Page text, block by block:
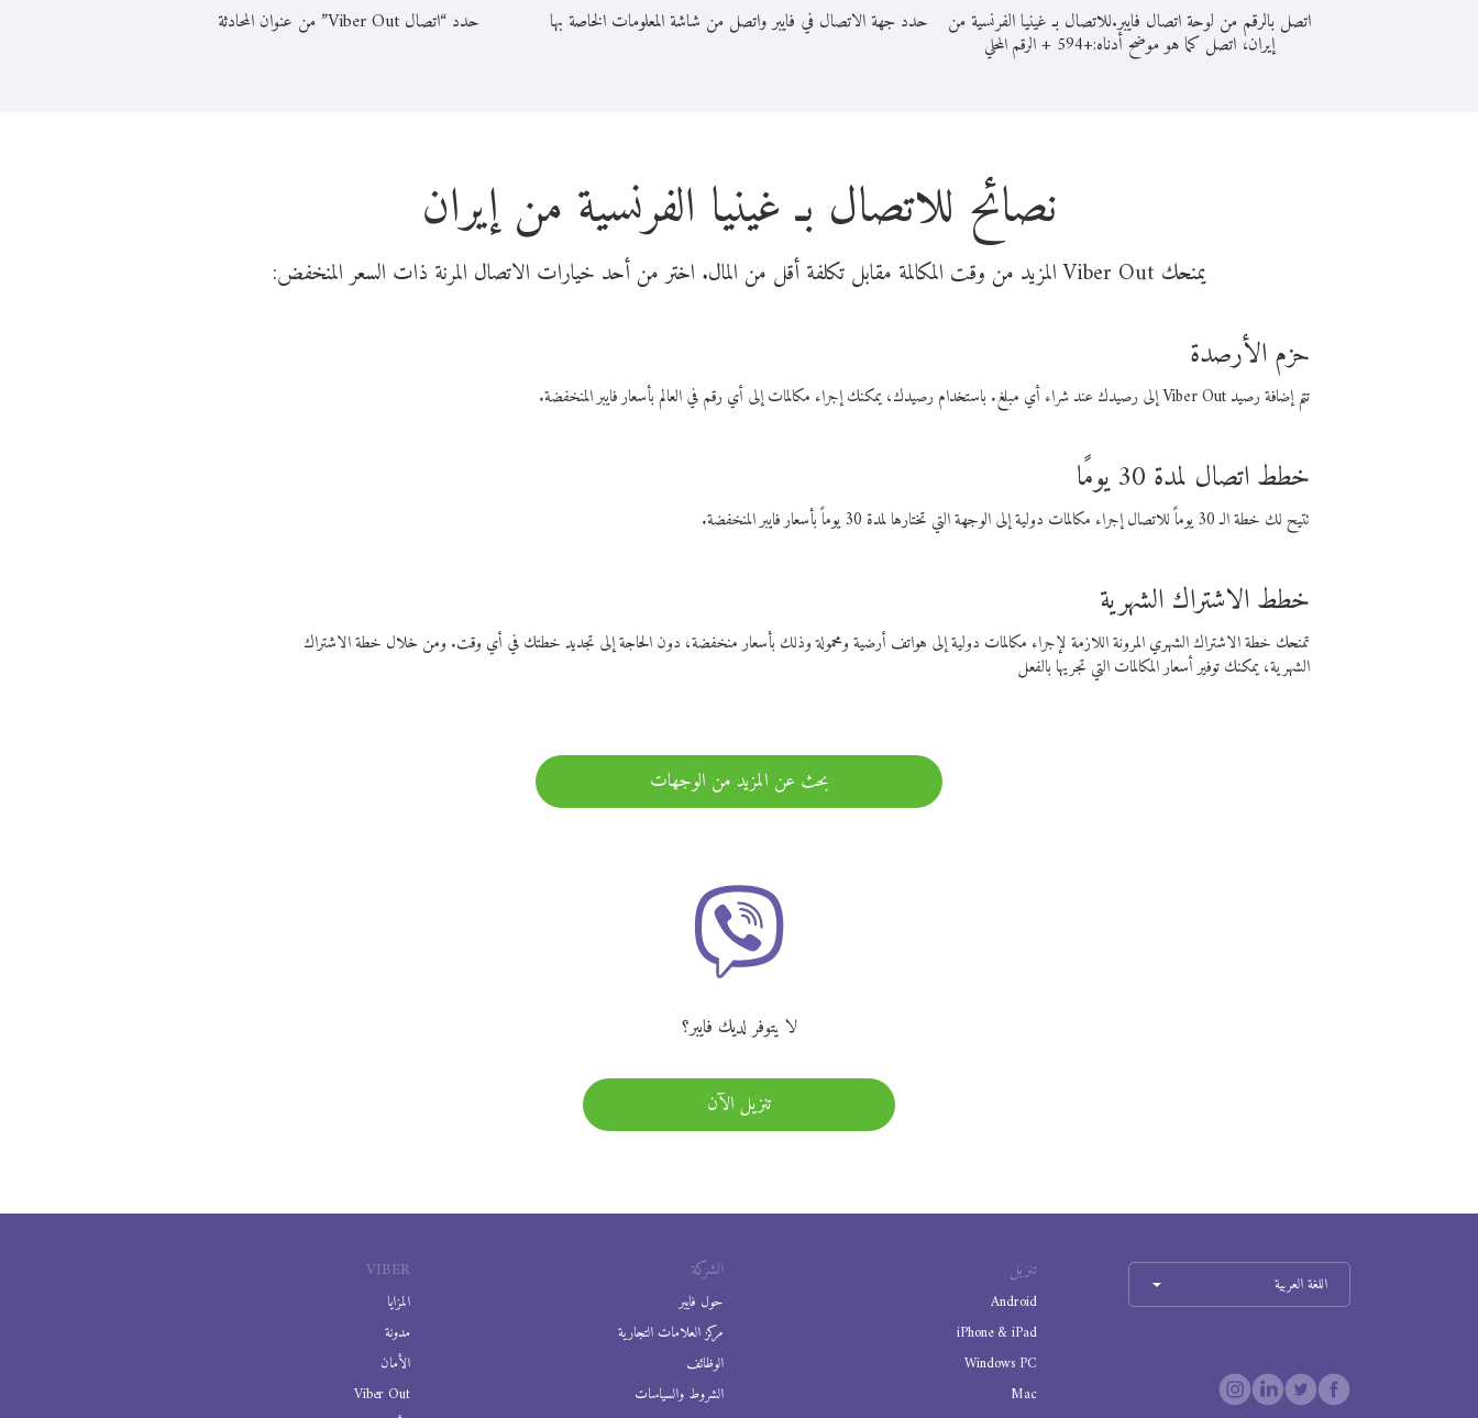
اتصل بالرقم من لوحة اتصال فايبر.للاتصال بـ غينيا الفرنسية من
إيران، اتصل كما هو موضح أدناه:+
594
+الرقم المحلي
حدد جهة الاتصال في فايبر واتصل من شاشة المعلومات الخاصة بها حدد “اتصال Viber Out” من عنوان المحادثة
نصائح للاتصال بـ غينيا الفرنسية من إيران
يمنحك Viber Out المزيد من وقت المكالمة مقابل تكلفة أقل من المال. اختر من أحد خيارات الاتصال المرنة ذات السعر المنخفض:
حزم الأرصدة
تتم إضافة رصيد Viber Out إلى رصيدك عند شراء أي مبلغ. باستخدام رصيدك، يمكنك إجراء مكالمات إلى أي رقم في العالم بأسعار فايبر المنخفضة.
خطط اتصال لمدة 30 يومًا
تتيح لك خطة الـ 30 يوماً للاتصال إجراء مكالمات دولية إلى الوجهة التي تختارها لمدة 30 يوماً بأسعار فايبر المنخفضة.
خطط الاشتراك الشهرية
تمنحك خطة الاشتراك الشهري المرونة اللازمة لإجراء مكالمات دولية إلى هواتف أرضية ومحمولة وذلك بأسعار منخفضة، دون الحاجة إلى تجديد خطتك في أي وقت. ومن خلال خطة الاشتراك
الشهرية، يمكنك توفير أسعار المكالمات التي تجريها بالفعل
بحث عن المزيد من الوجهات
لا يتوفر لديك فايبر؟
تنزيل الآن
VIBER
المزايا
مدونة
الأمان
Viber Out
الشركة
حول فايبر
مركز العلامات التجارية
الوظائف
الشروط والسياسات
تنزيل
Android
iPhone & iPad
Windows PC
Mac
اللغة العربية